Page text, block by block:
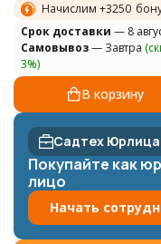
Начислим +3250
Cрок доставки — 8
Самовывоз— Завтра
3%)
В корзину
Садтех Юрлица
Покупайте как
лицо
Начать